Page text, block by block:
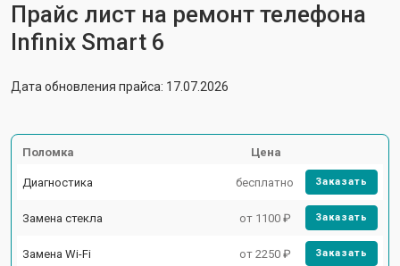
Прайс лист на ремонт телефона
Infinix Smart 6
Дата обновления прайса: 17.07.2026
Поломка Цена
Диагностика бесплатно Заказать
Замена стекла от 1100 ₽ Заказать
Замена Wi-Fi от 2250 ₽ Заказать